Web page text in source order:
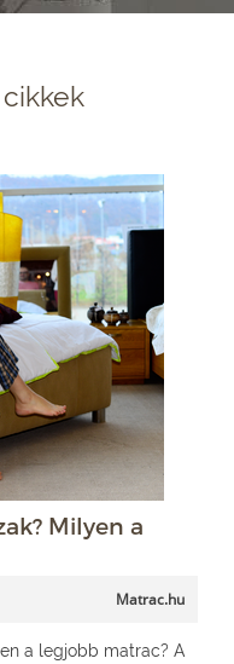
Milyen a
Matrac.hu
a legjobb matrac? A